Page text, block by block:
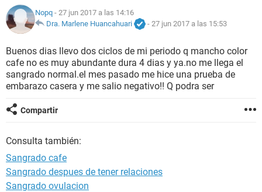
NUTRICIÓN
BIENESTAR
SEXUALIDAD
GLOSARIO
Nopq - 27 jun 2017 a las 14:16
Dra. Marlene Huancahuari
- 27 jun 2017 a las 15:53
Buenos dias llevo dos ciclos de mi periodo q mancho color
cafe no es muy abundante dura 4 dias y ya.no me llega el
sangrado normal.el mes pasado me hice una prueba de
embarazo casera y me salio negativo!! Q podra ser
Compartir
Consulta también:
Sangrado cafe
Sangrado despues de tener relaciones
Sangrado ovulacion